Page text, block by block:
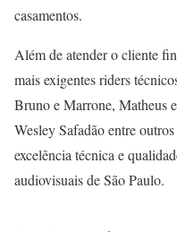
casamentos.
Além de atender o cliente
mais exigentes riders
Bruno e Marrone, Matheus
Wesley Safadão entre
excelência técnica e
audiovisuais de São Paulo.